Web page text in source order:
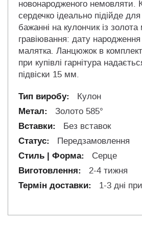
новонародженого немовляти.
сердечко ідеально підійде
бажанні на кулончик із
гравіювання: дату
малятка. Ланцюжок в
при купівлі гарнітура
підвіски 15 мм.
Кулон
Золото 585°
Без вставок
Передзамовлення
Серце
2-4 тижня
1-3 дні